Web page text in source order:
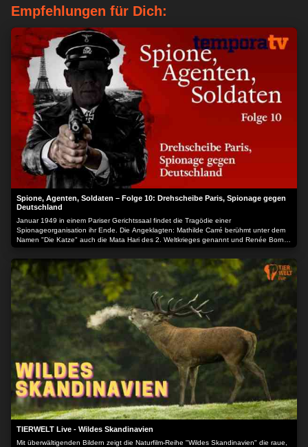
Empfehlungen für Dich:
Spione, Agenten, Soldaten – Folge 10: Drehscheibe Paris, Spionage gegen
Deutschland
Januar 1949 in einem Pariser Gerichtssaal findet die Tragödie einer
Spionageorganisation ihr Ende. Die Angeklagten: Mathilde Carré berühmt unter dem
Namen "Die Katze" auch die Mata Hari des 2. Weltkrieges genannt und Renée Borni
eine ihrer engen Mitarbeiterinnen kämpfen um ihr Leben. Sie hatten entscheidenden
Anteil an der Entstehung, dem Erfolg, aber auch der Zerschlagung des ersten
Alliierten Nachrichtennetzes das 1940 unter dem Namen Interallié gegründet wurde.
Die Anklage lautet auf Hochverrat, der französische Staatsanwalt fordert die
Todesstrafe. Interallié hat von 1940 bis 1941 ungestört gegen die deutschen
Besatzungstruppen gearbeitet ihr Organisator war der polnische Offizier Roman
Czerniawski "Armand" genannt der erste Alliierte Offizier, der nach der Besatzung
Frankreichs den Krieg gegen die Deutschen an der geheimen Front fortsetzte… Der
Inhalt wird bereitgestellt von: PLAION PICTURES GmbH, Lochhamer Str. 9, 82152
Planegg/München
TIERWELT Live - Wildes Skandinavien
Mit überwältigenden Bildern zeigt die Naturfilm-Reihe "Wildes Skandinavien" die raue,